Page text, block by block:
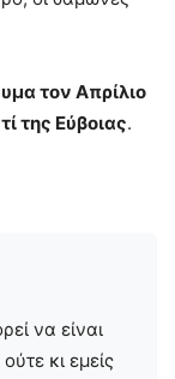
τον Απρίλιο
της Εύβοιας.
να είναι
κι εμείς